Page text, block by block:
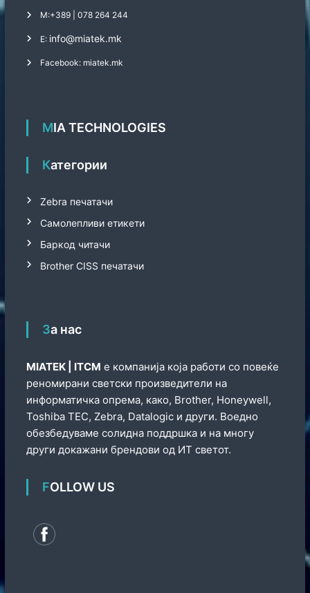
М:+389 | 078 264 244
Е: info@miatek.mk
Facebook: miatek.mk
MIA TECHNOLOGIES
Категории
Zebra печатачи
Самолепливи етикети
Баркод читачи
Brother CISS печатачи
За нас
МIATEK | ITCM е компанија која работи со повеќе
реномирани светски произведители на
информатичка опрема, како, Brother, Honeywell,
Toshiba TEC, Zebra, Datalogic и други. Воедно
обезбедуваме солидна поддршка и на многу
други докажани брендови од ИТ светот.
FOLLOW US